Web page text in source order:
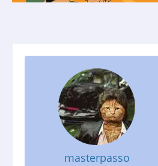
masterpasso